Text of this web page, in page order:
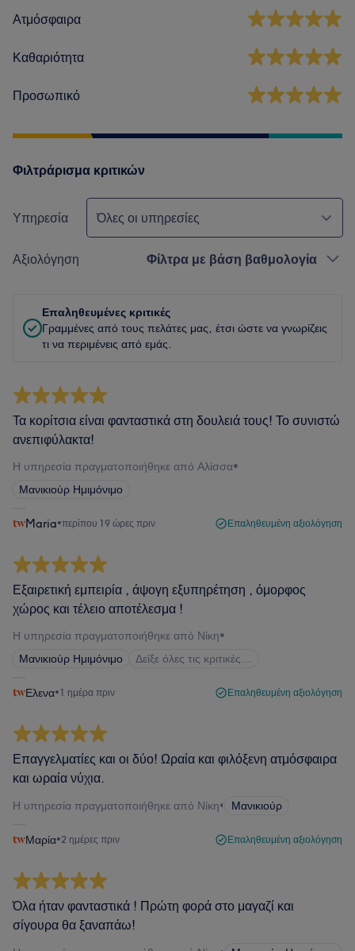
Ατμόσφαιρα
Καθαριότητα
Προσωπικό
Φιλτράρισμα κριτικών
Υπηρεσία Όλες οι υπηρεσίες
Αξιολόγηση Φίλτρα με βάση βαθμολογία
Επαληθευμένες κριτικές
Γραμμένες από τους πελάτες μας, έτσι ώστε να γνωρίζεις
τι να περιμένεις από εμάς.
Τα κορίτσια είναι φανταστικά στη δουλειά τους! Το συνιστώ
ανεπιφύλακτα!
Η υπηρεσία πραγματοποιήθηκε από Αλίσσα•
Μανικιούρ Ημιμόνιμο
Maria•περίπου 19 ώρες πριν Επαληθευμένη αξιολόγηση
Εξαιρετική εμπειρία , άψογη εξυπηρέτηση , όμορφος
χώρος και τέλειο αποτέλεσμα !
Η υπηρεσία πραγματοποιήθηκε από Νίκη•
Μανικιούρ Ημιμόνιμο
Δείξε όλες τις κριτικές…
Ελενα•1 ημέρα πριν Επαληθευμένη αξιολόγηση
Επαγγελματίες και οι δύο! Ωραία και φιλόξενη ατμόσφαιρα
και ωραία νύχια.
Η υπηρεσία πραγματοποιήθηκε από Νίκη• Μανικιούρ
Μαρία•2 ημέρες πριν Επαληθευμένη αξιολόγηση
Όλα ήταν φανταστικά ! Πρώτη φορά στο μαγαζί και
σίγουρα θα ξαναπάω!